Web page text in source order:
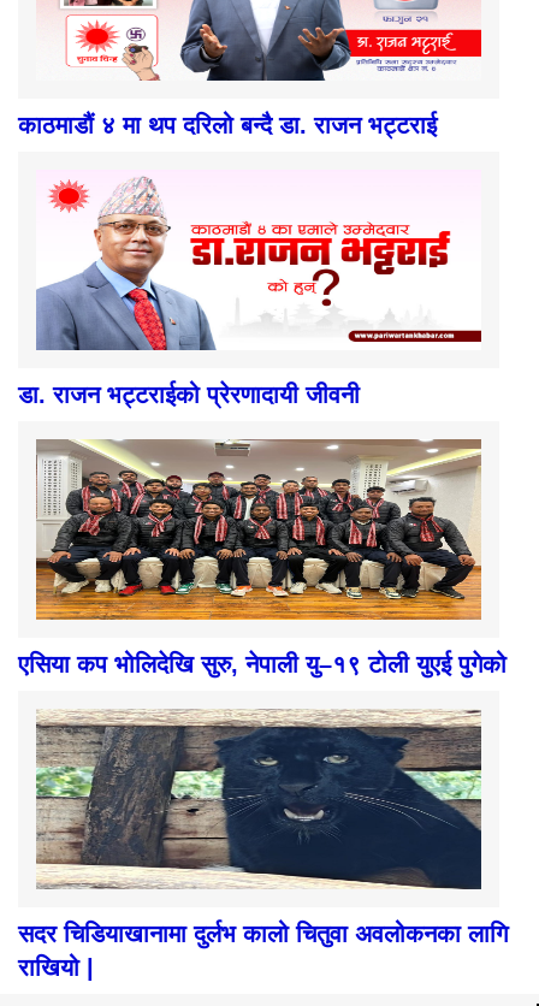
काठमाडौं ४ मा थप दरिलो बन्दै डा. राजन भट्टराई
डा. राजन भट्टराईको प्रेरणादायी जीवनी
एसिया कप भोलिदेखि सुरु, नेपाली यु–१९ टोली युएई पुगेको
सदर चिडियाखानामा दुर्लभ कालो चितुवा अवलोकनका लागि
राखियो |